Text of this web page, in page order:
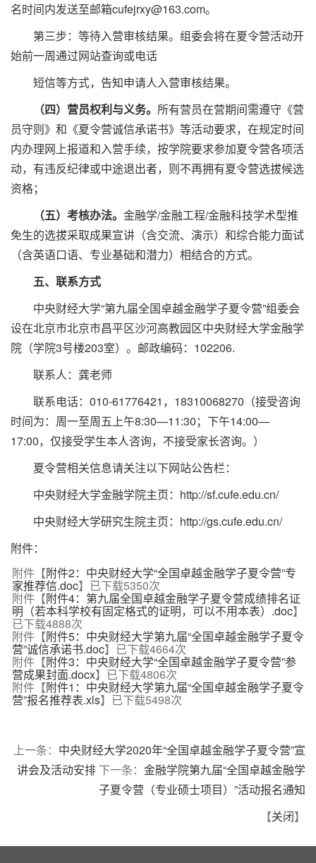
名时间内发送至邮箱cufejrxy@163.com。
第三步：等待入营审核结果。组委会将在夏令营活动开
始前一周通过网站查询或电话
短信等方式，告知申请人入营审核结果。
（四）营员权利与义务。 所有营员在营期间需遵守《营
员守则》和《夏令营诚信承诺书》等活动要求，在规定时间
内办理网上报道和入营手续，按学院要求参加夏令营各项活
动，有违反纪律或中途退出者，则不再拥有夏令营选拔候选
资格；
（五）考核办法。 金融学/金融工程/金融科技学术型推
免生的选拔采取成果宣讲（含交流、演示）和综合能力面试
（含英语口语、专业基础和潜力）相结合的方式。
五、联系方式
中央财经大学“第九届全国卓越金融学子夏令营”组委会
设在北京市北京市昌平区沙河高教园区中央财经大学金融学
院（学院3号楼203室）。邮政编码：102206.
联系人：龚老师
联系电话：010-61776421，18310068270（接受咨询
时间为：周一至周五上午8:30—11:30；下午14:00—
17:00，仅接受学生本人咨询，不接受家长咨询。）
夏令营相关信息请关注以下网站公告栏：
中央财经大学金融学院主页：http://sf.cufe.edu.cn/
中央财经大学研究生院主页：http://gs.cufe.edu.cn/
附件：
附件【附件2：中央财经大学“全国卓越金融学子夏令营”专
家推荐信.doc】已下载5350次
附件【附件4：第九届全国卓越金融学子夏令营成绩排名证
明（若本科学校有固定格式的证明，可以不用本表）.doc】
已下载4888次
附件【附件5：中央财经大学第九届“全国卓越金融学子夏令
营”诚信承诺书.doc】已下载4664次
附件【附件3：中央财经大学“全国卓越金融学子夏令营”参
营成果封面.docx】已下载4806次
附件【附件1：中央财经大学第九届“全国卓越金融学子夏令
营”报名推荐表.xls】已下载5498次
上一条： 中央财经大学2020年“全国卓越金融学子夏令营”宣
讲会及活动安排 下一条： 金融学院第九届“全国卓越金融学
子夏令营（专业硕士项目）”活动报名通知
【关闭】